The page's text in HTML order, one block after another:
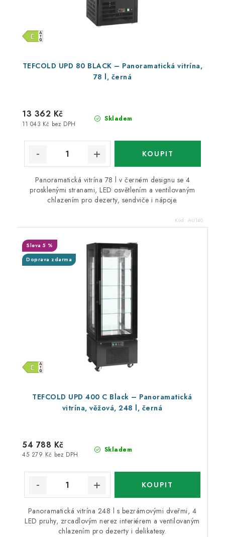
TEFCOLD UPD 80 BLACK – Panoramatická vitrína,
78 l, černá
Skladem
11 043 Kč bez DPH
13 362 Kč
Panoramatická vitrína 78 l v černém designu se 4
prosklenými stranami, LED osvětlením a ventilovaným
chlazením pro dezerty, sendviče i nápoje.
Kód: AU140
TEFCOLD UPD 400 C Black – Panoramatická
vitrína, věžová, 248 l, černá
Doprava zdarma
Sleva 5 %
Skladem
45 279 Kč bez DPH
54 788 Kč
Panoramatická vitrína 248 l s bezrámovými dveřmi, 4
LED pruhy, zrcadlovým nerez interiérem a ventilovaným
chlazením pro dezerty i delikatesy.